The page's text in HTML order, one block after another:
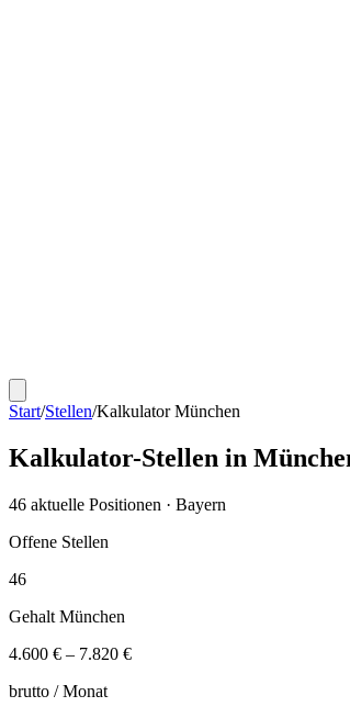
Start/Stellen/Kalkulator München
Kalkulator-Stellen in
46 aktuelle Positionen · Bayern
Offene Stellen
46
Gehalt München
4.600 € – 7.820 €
brutto /Monat